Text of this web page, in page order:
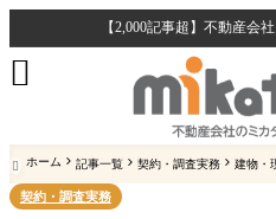
【2,000記事超】不動産会

 ホーム 記事一覧 契約・調査実務 建物・
契約・調査実務